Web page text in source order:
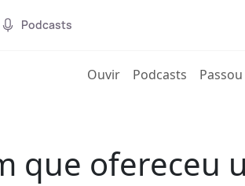
Podcasts
Ouvir(current)
Podcasts Passou
que ofereceu